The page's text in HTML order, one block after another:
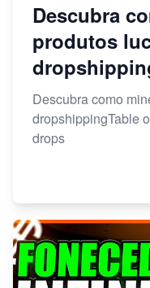
Descubra
produtos
Descubra como
dropshippingTable
drops